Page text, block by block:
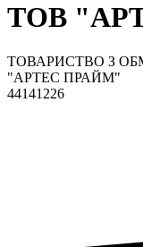
ТОВ
ТОВАРИСТВО З
"АРТЕС ПРАЙМ"
44141226